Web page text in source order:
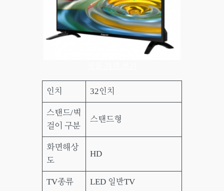
인치 32인치
스탠드/벽
걸이 구분
스탠드형
화면해상
도
HD
TV종류 LED 일반TV